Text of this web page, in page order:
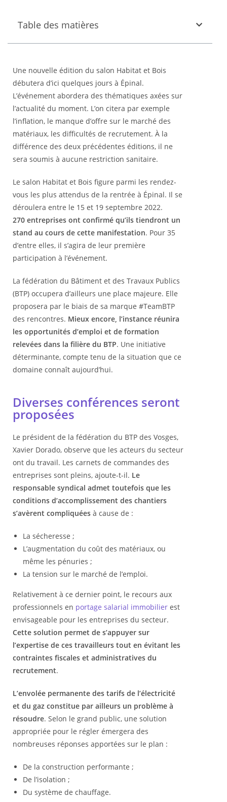
Table des matières
Une nouvelle édition du salon Habitat et Bois
débutera d’ici quelques jours à Épinal.
L’événement abordera des thématiques axées sur
l’actualité du moment. L’on citera par exemple
l’inflation, le manque d’offre sur le marché des
matériaux, les difficultés de recrutement. À la
différence des deux précédentes éditions, il ne
sera soumis à aucune restriction sanitaire.
Le salon Habitat et Bois figure parmi les rendez-
vous les plus attendus de la rentrée à Épinal. Il se
déroulera entre le 15 et 19 septembre 2022.
270 entreprises ont confirmé qu’ils tiendront un
stand au cours de cette manifestation. Pour 35
d’entre elles, il s’agira de leur première
participation à l’événement.
La fédération du Bâtiment et des Travaux Publics
(BTP) occupera d’ailleurs une place majeure. Elle
proposera par le biais de sa marque #TeamBTP
des rencontres. Mieux encore, l’instance réunira
les opportunités d’emploi et de formation
relevées dans la filière du BTP. Une initiative
déterminante, compte tenu de la situation que ce
domaine connaît aujourd’hui.
Diverses conférences seront
proposées
Le président de la fédération du BTP des Vosges,
Xavier Dorado, observe que les acteurs du secteur
ont du travail. Les carnets de commandes des
entreprises sont pleins, ajoute-t-il. Le
responsable syndical admet toutefois que les
conditions d’accomplissement des chantiers
s’avèrent compliquées à cause de :
La sécheresse ;
L’augmentation du coût des matériaux, ou
même les pénuries ;
La tension sur le marché de l’emploi.
Relativement à ce dernier point, le recours aux
professionnels en portage salarial immobilier est
envisageable pour les entreprises du secteur.
Cette solution permet de s’appuyer sur
l’expertise de ces travailleurs tout en évitant les
contraintes fiscales et administratives du
recrutement.
L’envolée permanente des tarifs de l’électricité
et du gaz constitue par ailleurs un problème à
résoudre. Selon le grand public, une solution
appropriée pour le régler émergera des
nombreuses réponses apportées sur le plan :
De la construction performante ;
De l’isolation ;
Du système de chauffage.